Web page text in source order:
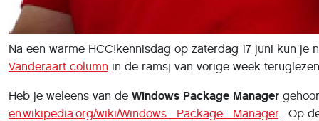
Na een warme HCC!kennisdag op zaterdag 17 juni kun
Vanderaart column in de ramsj van vorige week
Heb je weleens van de Windows Package Manager
en.wikipedia.org/wiki/Windows_Package_Manager... Op